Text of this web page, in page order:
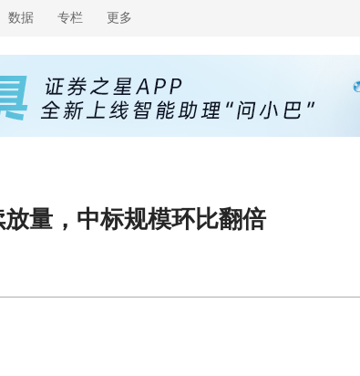
数据 专栏 更多
量，中标规模环比翻倍